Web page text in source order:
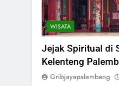
WISATA
Jejak Spiritual di
Kelenteng
Gribjayapalembang